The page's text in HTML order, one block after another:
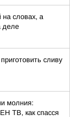
словах, а
деле
сливу
молния:
ТВ, как спасся